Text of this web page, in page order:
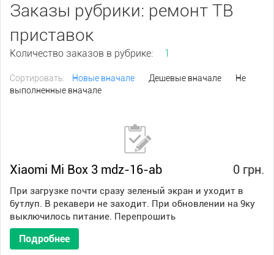
Заказы рубрики: ремонт ТВ
приставок
Количество заказов в рубрике: 1
Сортировать: Новые вначале Дешевые вначале
Не
выполненные вначале
0 грн.
Xiaomi Mi Box 3 mdz-16-ab
При загрузке почти сразу зеленый экран и уходит в
бутлуп. В рекавери не заходит. При обновлении на 9ку
выключилось питание. Перепрошить
Подробнее